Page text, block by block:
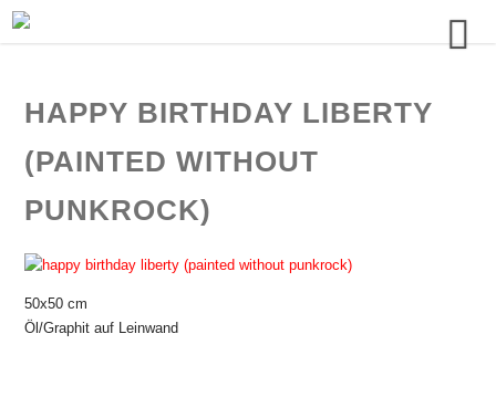
HAPPY BIRTHDAY LIBERTY
(PAINTED WITHOUT
PUNKROCK)
50x50 cm
Öl/Graphit auf Leinwand